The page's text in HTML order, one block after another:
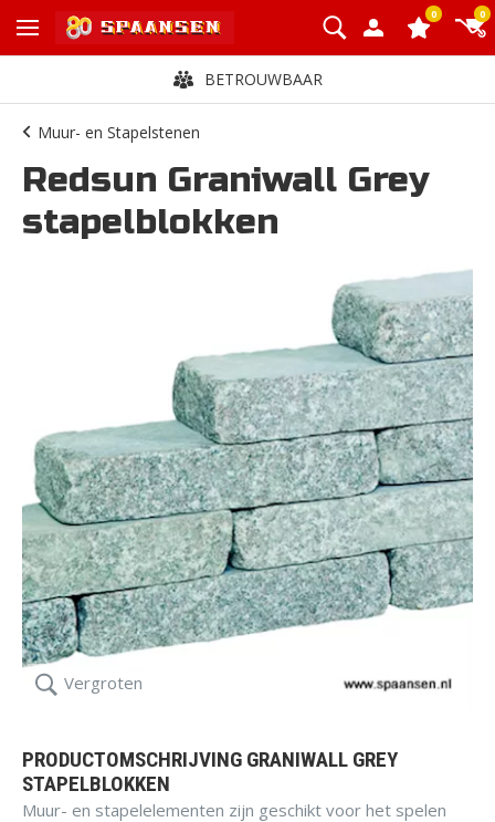
0 0
BETROUWBAAR
Muur- en Stapelstenen
Redsun Graniwall Grey
stapelblokken
Vergroten
PRODUCTOMSCHRIJVING GRANIWALL GREY
STAPELBLOKKEN
Muur- en stapelelementen zijn geschikt voor het spelen